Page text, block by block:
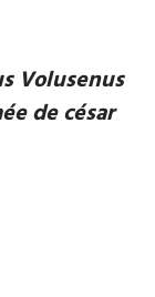
Volusenus
de césar